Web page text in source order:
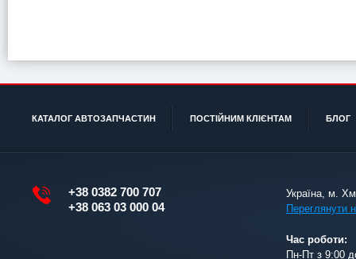
КАТАЛОГ АВТОЗАПЧАСТИН ПОСТІЙНИМ КЛІЄНТАМ БЛОГ
+38 0382 700 707
+38 063 03 000 04
Україна, м.
Переглянути
Час роботи:
Пн-Пт з 9:00